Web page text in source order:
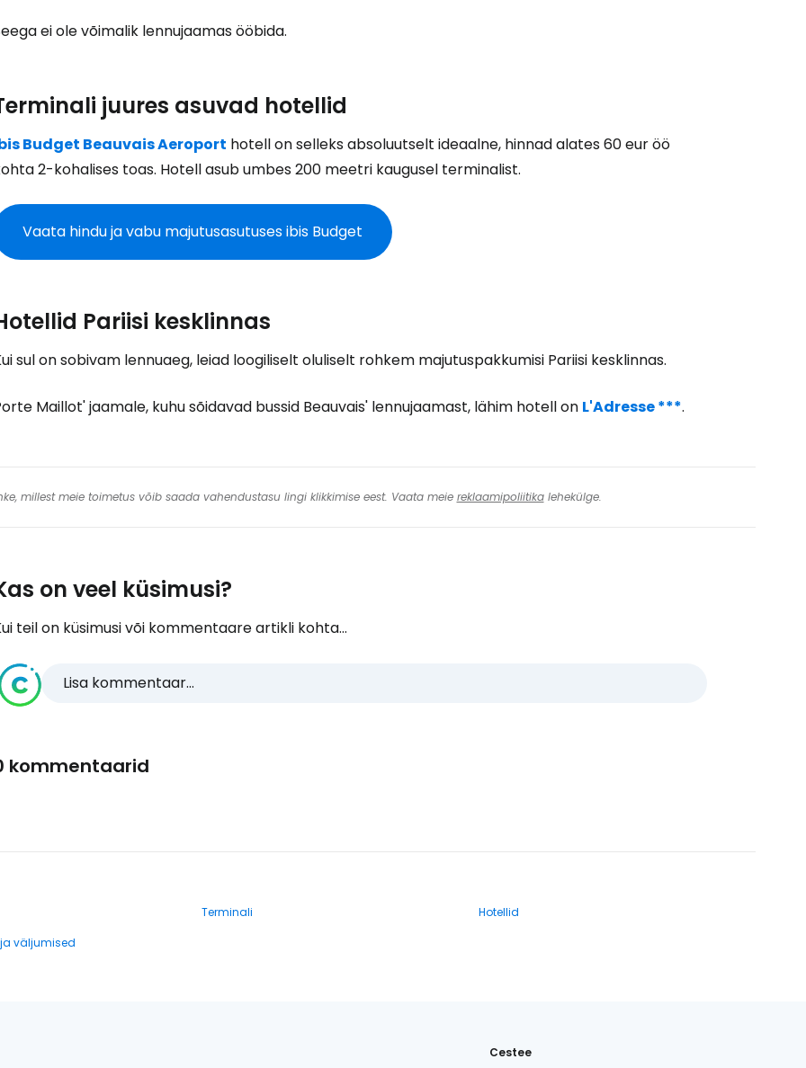
ei ole võimalik lennujaamas ööbida.
juures asuvad hotellid
Budget Beauvais Aeroport hotell on selleks absoluutselt ideaalne, hinnad alates 60 eur öö
2-kohalises toas. Hotell asub umbes 200 meetri kaugusel terminalist.
Vaata hindu ja vabu majutusasutuses ibis Budget
Pariisi kesklinnas
sul on sobivam lennuaeg, leiad loogiliselt oluliselt rohkem majutuspakkumisi Pariisi kesklinnas.
Maillot' jaamale, kuhu sõidavad bussid Beauvais' lennujaamast, lähim hotell on L'Adresse ***.
millest meie toimetus võib saada vahendustasu lingi klikkimise eest. Vaata meie reklaamipoliitikalehekülge.
on veel küsimusi?
teil on küsimusi või kommentaare artikli kohta...
Lisa kommentaar...
kommentaarid
Terminali
Hotellid
väljumised
Cestee
Jätkake e-kirjaga